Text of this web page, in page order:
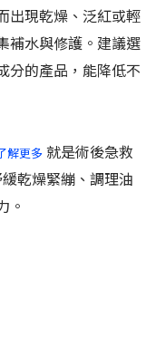
出現乾燥、泛紅或輕
補水與修護。建議選
分的產品，能降低不
解更多 就是術後急救
乾燥緊繃、調理油
。